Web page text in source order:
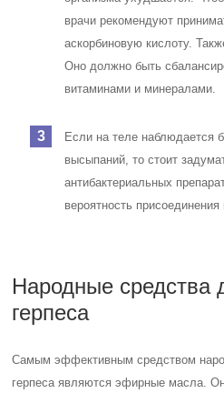
врачи рекомендуют
аскорбиновую кислоту.
Оно должно быть
витаминами и минералами.
Если на теле наблюдается
высыпаний, то стоит
антибактериальных
вероятность
Народные средства
герпеса
Самым эффективным средством
герпеса являются эфирные масла.